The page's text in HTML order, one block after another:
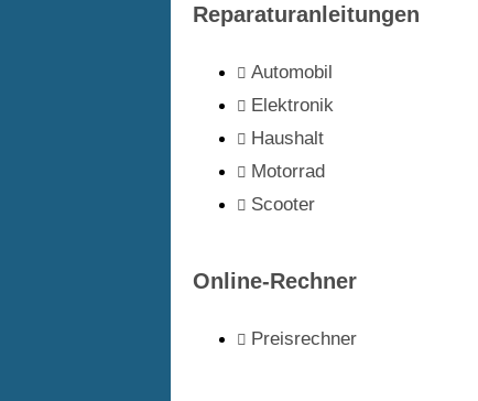
Reparaturanleitungen
Automobil
Elektronik
Haushalt
Motorrad
Scooter
Online-Rechner
Preisrechner